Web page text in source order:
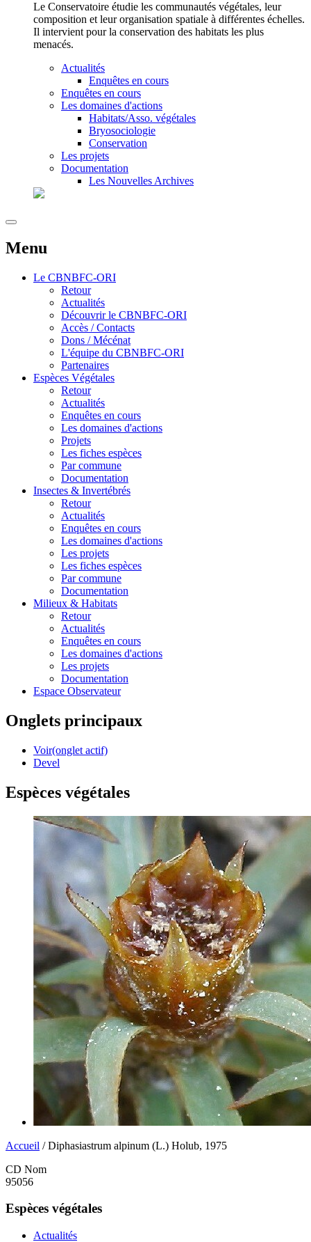
Le Conservatoire étudie les communautés végétales, leur
composition et leur organisation spatiale à différentes échelles.
Il intervient pour la conservation des habitats les plus
menacés.
Actualités
Enquêtes en cours
Enquêtes en cours
Les domaines d'actions
Habitats/Asso. végétales
Bryosociologie
Conservation
Les projets
Documentation
Les Nouvelles Archives
Menu
Le CBNBFC-ORI
Retour
Actualités
Découvrir le CBNBFC-ORI
Accès / Contacts
Dons / Mécénat
L'équipe du CBNBFC-ORI
Partenaires
Espèces Végétales
Retour
Actualités
Enquêtes en cours
Les domaines d'actions
Projets
Les fiches espèces
Par commune
Documentation
Insectes & Invertébrés
Retour
Actualités
Enquêtes en cours
Les domaines d'actions
Les projets
Les fiches espèces
Par commune
Documentation
Milieux & Habitats
Retour
Actualités
Enquêtes en cours
Les domaines d'actions
Les projets
Documentation
Espace Observateur
Onglets principaux
Voir(onglet actif)
Devel
Espèces végétales
Accueil / Diphasiastrum alpinum (L.) Holub, 1975
CD Nom
95056
Espèces végétales
Actualités